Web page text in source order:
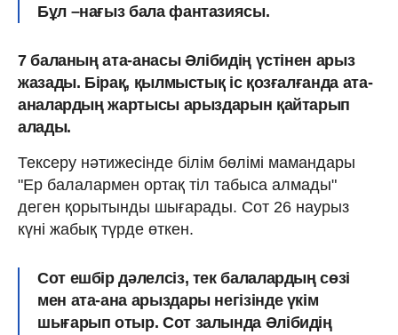
Бұл –нағыз бала фантазиясы.
7 баланың ата-анасы Әлібидің үстінен арыз
жазады. Бірақ, қылмыстық іс қозғалғанда ата-
аналардың жартысы арыздарын қайтарып
алады.
Тексеру нәтижесінде білім бөлімі мамандары
"Ер балалармен ортақ тіл табыса алмады"
деген қорытынды шығарады. Сот 26 наурыз
күні жабық түрде өткен.
Сот ешбір дәлелсіз, тек балалардың сөзі
мен ата-ана арыздары негізінде үкім
шығарып отыр. Сот залында Әлібидің